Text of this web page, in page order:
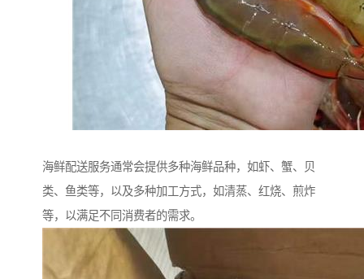
海鲜配送服务通常会提供多种海鲜品种，如虾、蟹、贝
类、鱼类等，以及多种加工方式，如清蒸、红烧、煎炸
等，以满足不同消费者的需求。